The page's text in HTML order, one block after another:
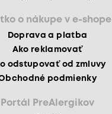
o nákupe v e-shope
Doprava a platba
Ako reklamovať
odstupovať od zmluvy
podmienky
Portál PreAlergikov